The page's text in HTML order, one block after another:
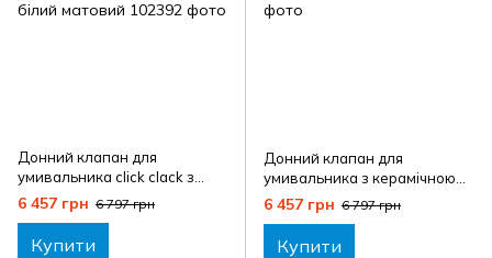
Донний клапан для
умивальника click clack з
керамічною накладкою
AZZURRA PILCK PILCKCT,
білий матовий
6 457 грн 6 797 грн
Купити
Донний клапан для
умивальника з керамічною
накладкою AZZURRA PILCE
PILCECL, вишневий
6 457 грн 6 797 грн
Купити